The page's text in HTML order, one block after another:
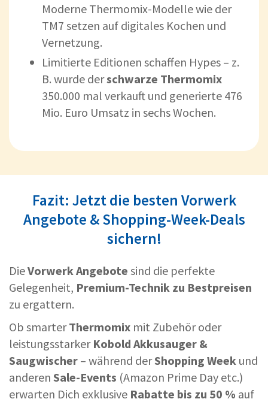
Moderne Thermomix-Modelle wie der
TM7 setzen auf digitales Kochen und
Vernetzung.
Limitierte Editionen schaffen Hypes – z.
B. wurde derschwarze Thermomix
350.000 mal verkauft und generierte 476
Mio. Euro Umsatz in sechs Wochen.
Fazit: Jetzt die besten Vorwerk
Angebote & Shopping-Week-Deals
sichern!
DieVorwerk Angebote sind die perfekte
Gelegenheit, Premium-Technik zu Bestpreisen
zu ergattern.
Ob smarterThermomix mit Zubehör oder
leistungsstarker Kobold Akkusauger &
Saugwischer – während derShopping Week und
anderen Sale-Events (Amazon Prime Day etc.)
erwarten Dich exklusive Rabatte bis zu 50 % auf